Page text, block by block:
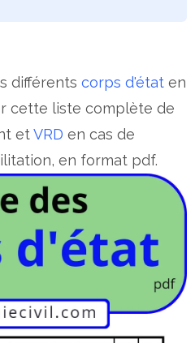
différents corps d'état en
cette liste complète de
etVRD en cas de
en format pdf.